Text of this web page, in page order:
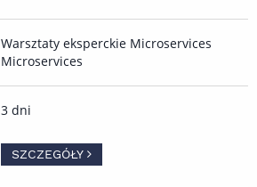
Warsztaty eksperckie Microservices
Microservices
3 dni
SZCZEGÓŁY